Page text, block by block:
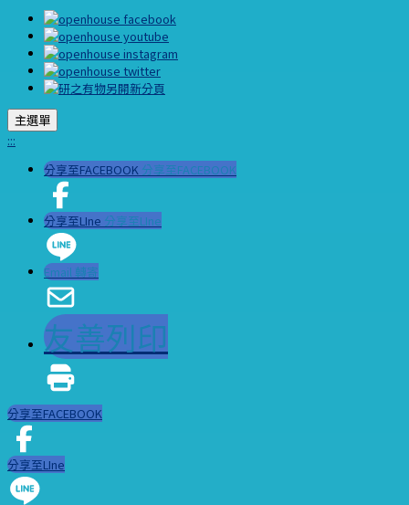
主選單
:::
分享至FACEBOOK 分享至FACEBOOK
分享至LIne 分享至LIne
Email 轉寄
友善列印
分享至FACEBOOK
分享至LIne